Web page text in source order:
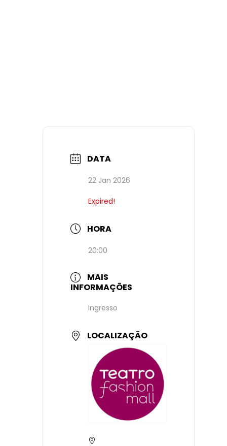
DATA
22 Jan 2026
Expired!
HORA
20:00
MAIS
INFORMAÇÕES
Ingresso
LOCALIZAÇÃO